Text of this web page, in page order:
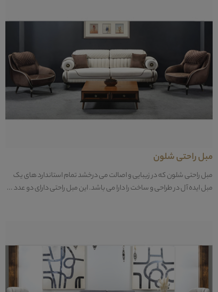
مبل راحتی شلون
مبل راحتی شلون که در زیبایی و اصالت می درخشد تمام استاندارد های یک
مبل ایده آل در طراحی و ساخت را دارا می باشد. این مبل راحتی دارای دو عدد ...